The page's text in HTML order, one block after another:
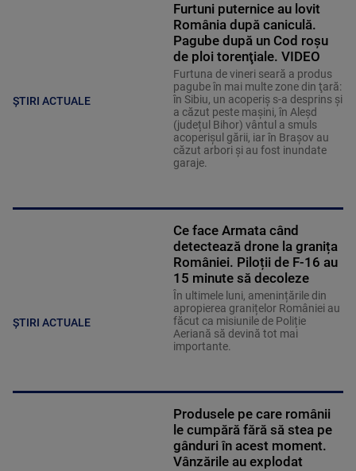
ȘTIRI ACTUALE
Furtuni puternice au lovit
România după caniculă.
Pagube după un Cod roşu
de ploi torenţiale. VIDEO
Furtuna de vineri seară a produs
pagube în mai multe zone din ţară:
în Sibiu, un acoperiş s-a desprins și
a căzut peste maşini, în Aleşd
(județul Bihor) vântul a smuls
acoperişul gării, iar în Braşov au
căzut arbori şi au fost inundate
garaje.
ȘTIRI ACTUALE
Ce face Armata când
detectează drone la granița
României. Piloții de F-16 au
15 minute să decoleze
În ultimele luni, amenințările din
apropierea granițelor României au
făcut ca misiunile de Poliție
Aeriană să devină tot mai
importante.
Produsele pe care românii
le cumpără fără să stea pe
gânduri în acest moment.
Vânzările au explodat